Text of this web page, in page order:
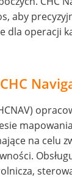
aby
dla operacji
na celu